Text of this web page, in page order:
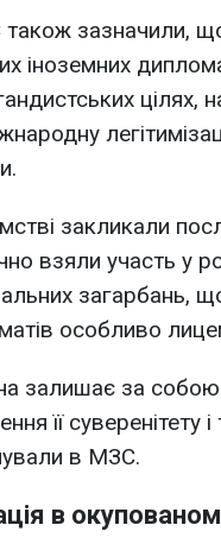
зазначили,
іноземних
закликали
взяли участь у
загарбань,
особливо
залишає за собою
її суверенітету і
в МЗС.
в